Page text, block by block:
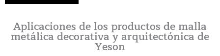
Aplicaciones de los productos de malla
metálica decorativa y arquitectónica de
Yeson